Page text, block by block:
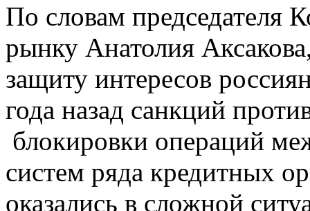
По словам председателя
рынку Анатолия
защиту интересов
года назад санкций
блокировки операций
систем ряда кредитных
оказались в сложной